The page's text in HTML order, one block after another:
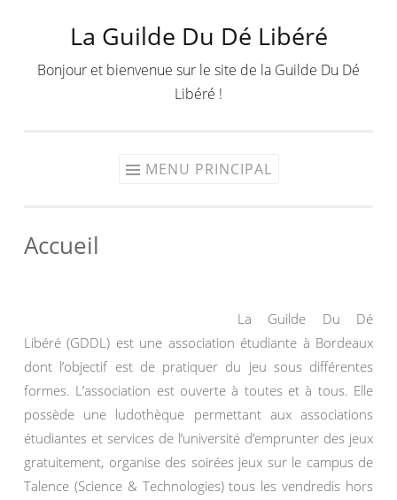
contenu
La Guilde Du Dé Libéré
Bonjour et bienvenue sur le site de la Guilde Du Dé
Libéré !
MENU PRINCIPAL
Accueil
La Guilde Du Dé
Libéré (GDDL) est une association étudiante à Bordeaux
dont l’objectif est de pratiquer du jeu sous différentes
formes. L’association est ouverte à toutes et à tous. Elle
possède une ludothèque permettant aux associations
étudiantes et services de l’université d’emprunter des jeux
gratuitement, organise des soirées jeux sur le campus de
Talence (Science & Technologies) tous les vendredis hors